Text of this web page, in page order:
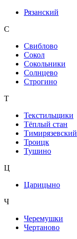
Рязанский
С
Свиблово
Сокол
Сокольники
Солнцево
Строгино
Т
Текстильщики
Тёплый стан
Тимирязевский
Троицк
Тушино
Ц
Царицыно
Ч
Черемушки
Чертаново